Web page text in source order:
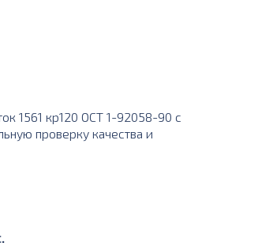
1561 кр120 ОСТ 1-92058-90 с
проверку качества и